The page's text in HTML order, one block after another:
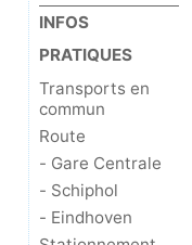
INFOS
PRATIQUES
Transports en
commun
Route
- Gare Centrale
- Schiphol
- Eindhoven